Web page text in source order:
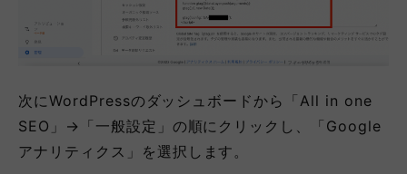
次にWordPressのダッシュボードから「All in one
SEO」→「一般設定」の順にクリックし、「Google
アナリティクス」を選択します。